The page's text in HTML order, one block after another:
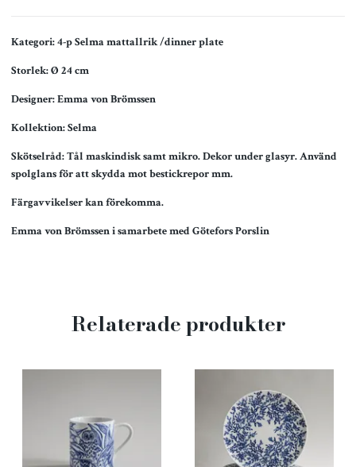
Kategori: 4-p Selma mattallrik /dinner plate
Storlek: Ø 24 cm
Designer: Emma von Brömssen
Kollektion: Selma
Skötselråd: Tål maskindisk samt mikro. Dekor under glasyr.Använd
spolglans för att skydda mot bestickrepor mm.
Färgavvikelser kan förekomma.
Emma von Brömssen i samarbete med Götefors Porslin
Relaterade produkter